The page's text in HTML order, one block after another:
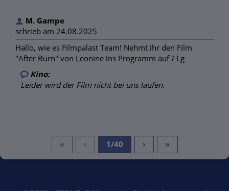
M. Gampe
schrieb am 24.08.2025
Hallo, wie es Filmpalast Team! Nehmt ihr den Film
"After Burn" von Leonine ins Programm auf ? Lg
Kino:
Leider wird der Film nicht bei uns laufen.
« ‹ 1/40 › »